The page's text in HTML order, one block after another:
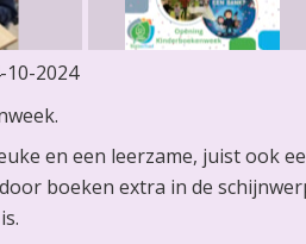
10-2024
en een leerzame, juist ook
boeken extra in de